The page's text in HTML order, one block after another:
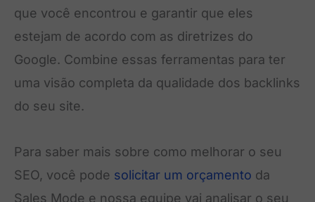
que você encontrou e garantir que eles
estejam de acordo com as diretrizes do
Google. Combine essas ferramentas para ter
uma visão completa da qualidade dos backlinks
do seu site.
Para saber mais sobre como melhorar o seu
SEO, você pode solicitar um orçamento da
Sales Mode e nossa equipe vai analisar o seu